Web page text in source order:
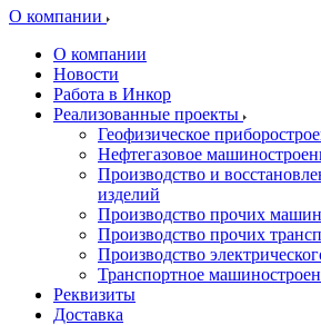
О компании
О компании
Новости
Работа в Инкор
Реализованные проекты
Геофизическое
Нефтегазовое
Производство и
изделий
Производство прочих
Производство прочих
Производство
Транспортное
Реквизиты
Доставка